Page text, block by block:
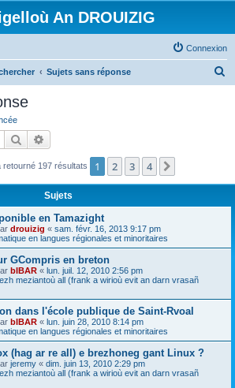
An DROUIZIG
Connexion
Sujets sans réponse
c
Rechercher
retourné 197 résultats 1 2 3 4
Sujets
en Tamazight
drouizig « sam. févr. 16, 2013 9:17 pm
en langues régionales et minoritaires
GCompris en breton
bIBAR « lun. juil. 12, 2010 2:56 pm
meziantoù all (frank a wirioù evit an darn vrasañ
dans l'école publique de Saint-Rvoal
bIBAR « lun. juin 28, 2010 8:14 pm
en langues régionales et minoritaires
(hag ar re all) e brezhoneg gant Linux ?
jeremy « dim. juin 13, 2010 2:29 pm
meziantoù all (frank a wirioù evit an darn vrasañ